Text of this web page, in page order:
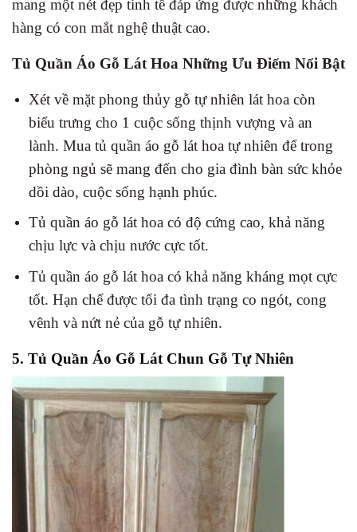
mang một nét đẹp tinh tế đáp ứng được những khách
hàng có con mắt nghệ thuật cao.
Tủ Quần Áo Gỗ Lát Hoa Những Ưu Điểm Nổi Bật
Xét về mặt phong thủy gỗ tự nhiên lát hoa còn
biểu trưng cho 1 cuộc sống thịnh vượng và an
lành. Mua tủ quần áo gỗ lát hoa tự nhiên để trong
phòng ngủ sẽ mang đến cho gia đình bàn sức khỏe
dồi dào, cuộc sống hạnh phúc.
Tủ quần áo gỗ lát hoa có độ cứng cao, khả năng
chịu lực và chịu nước cực tốt.
Tủ quần áo gỗ lát hoa có khả năng kháng mọt cực
tốt. Hạn chế được tối đa tình trạng co ngót, cong
vênh và nứt nẻ của gỗ tự nhiên.
5. Tủ Quần Áo Gỗ Lát Chun Gỗ Tự Nhiên